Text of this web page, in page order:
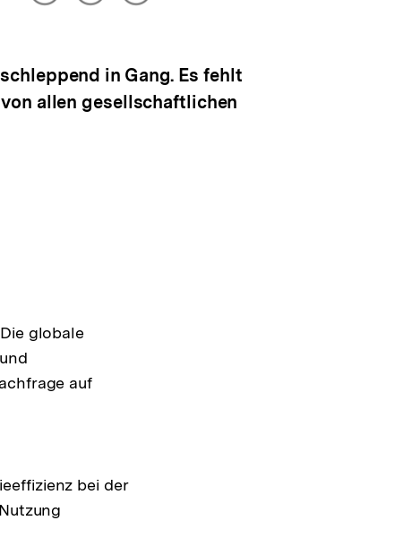
in Gang. Es fehlt
allen gesellschaftlichen
globale
auf
bei der